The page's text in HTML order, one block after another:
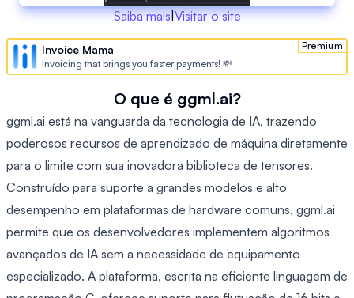
Saiba mais|Visitar o site
Premium
Invoice Mama
Invoicing that brings you faster payments! 💸
O que é ggml.ai?
ggml.ai está na vanguarda da tecnologia de IA, trazendo
poderosos recursos de aprendizado de máquina diretamente
para o limite com sua inovadora biblioteca de tensores.
Construído para suporte a grandes modelos e alto
desempenho em plataformas de hardware comuns, ggml.ai
permite que os desenvolvedores implementem algoritmos
avançados de IA sem a necessidade de equipamento
especializado. A plataforma, escrita na eficiente linguagem de